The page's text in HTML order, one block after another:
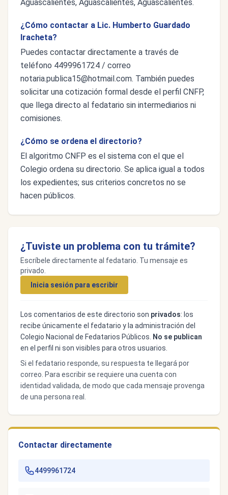
Aguascalientes, Aguascalientes, Aguascalientes.
¿Cómo contactar a Lic. Humberto Guardado
Iracheta?
Puedes contactar directamente a través de
teléfono 4499961724 / correo
notaria.publica15@hotmail.com. También puedes
solicitar una cotización formal desde el perfil CNFP,
que llega directo al fedatario sin intermediarios ni
comisiones.
¿Cómo se ordena el directorio?
El algoritmo CNFP es el sistema con el que el
Colegio ordena su directorio. Se aplica igual a todos
los expedientes; sus criterios concretos no se
hacen públicos.
¿Tuviste un problema con tu trámite?
Escríbele directamente al fedatario. Tu mensaje es
privado.
Inicia sesión para escribir
Los comentarios de este directorio son privados: los
recibe únicamente el fedatario y la administración del
Colegio Nacional de Fedatarios Públicos.
No se publican
en el perfil ni son visibles para otros usuarios.
Si el fedatario responde, su respuesta te llegará por
correo. Para escribir se requiere una cuenta con
identidad validada, de modo que cada mensaje provenga
de una persona real.
Contactar directamente
4499961724